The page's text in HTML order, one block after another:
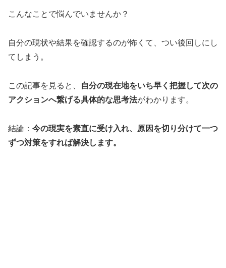
こんなことで悩んでいませんか？
自分の現状や結果を確認するのが怖くて、つい後回しにし
てしまう。
この記事を見ると、
自分の現在地をいち早く把握して次の
アクションへ繋げる具体的な思考法がわかります。
結論： 今の現実を素直に受け入れ、原因を切り分けて一つ
ずつ対策をすれば解決します。